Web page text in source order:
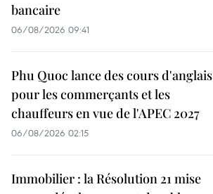
bancaire
06/08/2026 09:41
Phu Quoc lance des cours d'anglais
pour les commerçants et les
chauffeurs en vue de l'APEC 2027
06/08/2026 02:15
Immobilier : la Résolution 21 mise